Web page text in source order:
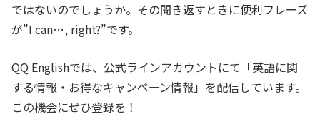
ではないのでしょうか。その聞き返すときに便利フレーズ
が”I can…, right?”です。
QQ Englishでは、公式ラインアカウントにて「英語に関
する情報・お得なキャンペーン情報」を配信しています。
この機会にぜひ登録を！